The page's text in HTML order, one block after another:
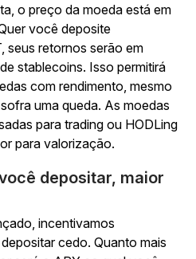
o preço da moeda está em
você deposite
seus retornos serão em
stablecoins. Isso permitirá
com rendimento, mesmo
uma queda. As moedas
para trading ou HODLing
para valorização.
depositar, maior
incentivamos
cedo. Quanto mais